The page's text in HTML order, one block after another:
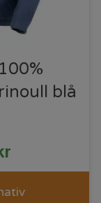
blå